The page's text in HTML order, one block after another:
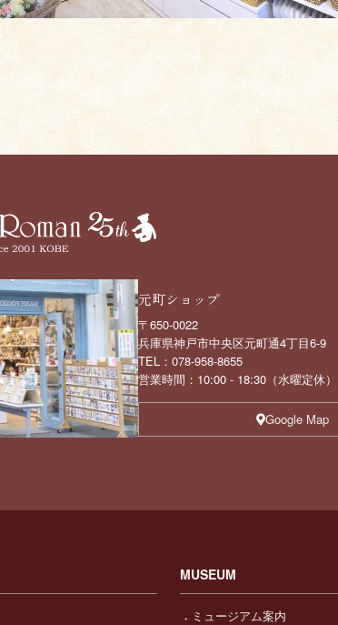
元町ショップ
〒650-0022
兵庫県神戸市中央区元町通4丁目6-9
TEL：078-958-8655
営業時間：10:00 - 18:30（水曜定休）
Google Map
MUSEUM
ミュージアム案内